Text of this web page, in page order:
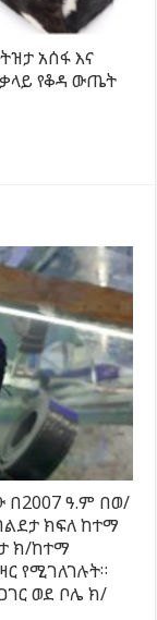
አሰፋ እና
የቆዳ ውጤት
በ2007 ዓ.ም በወ/
ክፍለ ከተማ
ክ/ከተማ
የሚገለገሉት።
ወደ ቦሌ ክ/